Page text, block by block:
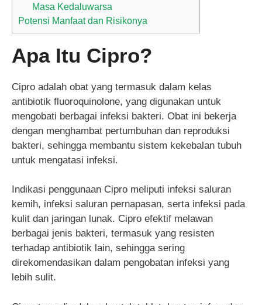
Masa Kedaluwarsa
Potensi Manfaat dan Risikonya
Apa Itu Cipro?
Cipro adalah obat yang termasuk dalam kelas
antibiotik fluoroquinolone, yang digunakan untuk
mengobati berbagai infeksi bakteri. Obat ini bekerja
dengan menghambat pertumbuhan dan reproduksi
bakteri, sehingga membantu sistem kekebalan tubuh
untuk mengatasi infeksi.
Indikasi penggunaan Cipro meliputi infeksi saluran
kemih, infeksi saluran pernapasan, serta infeksi pada
kulit dan jaringan lunak. Cipro efektif melawan
berbagai jenis bakteri, termasuk yang resisten
terhadap antibiotik lain, sehingga sering
direkomendasikan dalam pengobatan infeksi yang
lebih sulit.